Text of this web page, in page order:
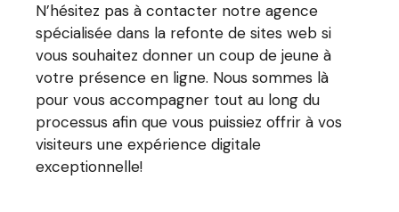
N’hésitez pas à contacter notre agence
spécialisée dans la refonte de sites web si
vous souhaitez donner un coup de jeune à
votre présence en ligne. Nous sommes là
pour vous accompagner tout au long du
processus afin que vous puissiez offrir à vos
visiteurs une expérience digitale
exceptionnelle!